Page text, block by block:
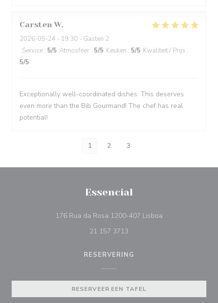
Carsten W
2026-05-24 - 19:30 - Gasten 2
Service : 5/5 Atmosfeer : 5/5 Keuken : 5/5 Kwaliteit / Prijs :
5/5
Exceptionally well-coordinated dishes. This deserves
even more than the Bib Gourmand! The chef has real
potential!
1 2 3
Essencial
176 Rua da Rosa 1200-407 Lisboa
21 157 3713
RESERVERING
RESERVEER EEN TAFEL